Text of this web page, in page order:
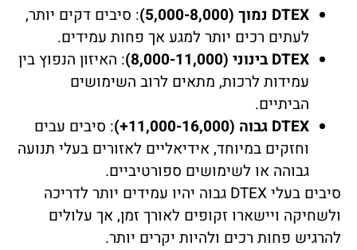
DTEX נמוך (5,000-8,000)
: סיבים דקים יותר,
לעתים רכים יותר למגע אך פחות עמידים.
DTEX בינוני (8,000-11,000)
: האיזון הנפוץ בין
עמידות לרכות, מתאים לרוב השימושים
הביתיים.
DTEX גבוה (11,000-16,000+)
: סיבים עבים
וחזקים במיוחד, אידיאליים לאזורים בעלי תנועה
גבוהה או לשימושים ספורטיביים.
סיבים בעלי DTEX גבוה יהיו עמידים יותר לדריכה
ולשחיקה ויישארו זקופים לאורך זמן, אך עלולים
להרגיש פחות רכים ולהיות יקרים יותר.